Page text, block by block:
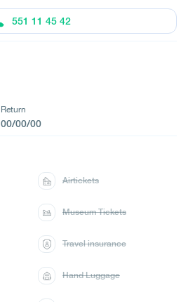
551 11 45 42
Return
00/00/00
Airtickets
Museum Tickets
Travel insurance
Hand Luggage